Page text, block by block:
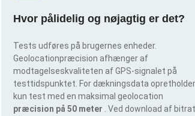
Hvor pålidelig og nøjagtig er det?
Tests udføres på brugernes enheder.
Geolocationpræcision afhænger af
modtagelseskvaliteten af GPS-signalet på
testtidspunktet. For dækningsdata
kun test med en maksimal geolocation
præcision på 50 meter
. Ved download af